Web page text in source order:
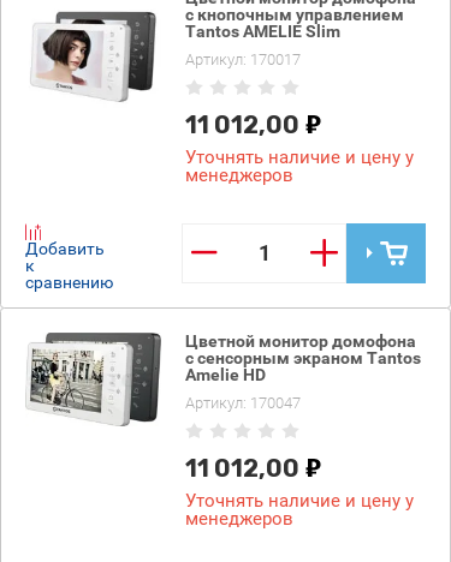
с кнопочным управлением
Tantos AMELIE Slim
Артикул: 170017
11 012,00
Уточнять наличие и цену у
менеджеров
− +
Добавить
к
сравнению
Цветной монитор домофона
с сенсорным экраном Tantos
Amelie HD
Артикул: 170047
11 012,00
Уточнять наличие и цену у
менеджеров